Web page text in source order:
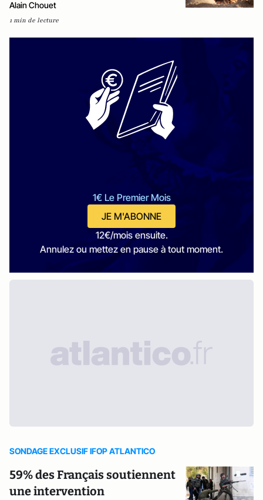
Alain Chouet
1 min de lecture
1€ Le Premier Mois
JE M'ABONNE
12€/mois ensuite.
Annulez ou mettez en pause à tout moment.
SONDAGE EXCLUSIF IFOP ATLANTICO
59% des Français soutiennent
une intervention